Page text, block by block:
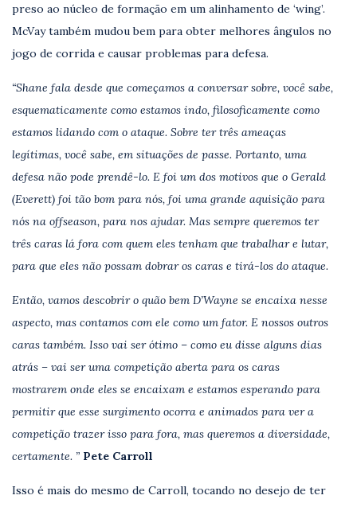
preso ao núcleo de formação em um alinhamento de ‘wing’.
McVay também mudou bem para obter melhores ângulos no
jogo de corrida e causar problemas para defesa.
“Shane fala desde que começamos a conversar sobre, você sabe,
esquematicamente como estamos indo, filosoficamente como
estamos lidando com o ataque. Sobre ter três ameaças
legítimas, você sabe, em situações de passe. Portanto, uma
defesa não pode prendê-lo. E foi um dos motivos que o Gerald
(Everett) foi tão bom para nós, foi uma grande aquisição para
nós na offseason, para nos ajudar. Mas sempre queremos ter
três caras lá fora com quem eles tenham que trabalhar e lutar,
para que eles não possam dobrar os caras e tirá-los do ataque.
Então, vamos descobrir o quão bem D’Wayne se encaixa nesse
aspecto, mas contamos com ele como um fator. E nossos outros
caras também. Isso vai ser ótimo – como eu disse alguns dias
atrás – vai ser uma competição aberta para os caras
mostrarem onde eles se encaixam e estamos esperando para
permitir que esse surgimento ocorra e animados para ver a
competição trazer isso para fora, mas queremos a diversidade,
certamente. ” Pete Carroll
Isso é mais do mesmo de Carroll, tocando no desejo de ter